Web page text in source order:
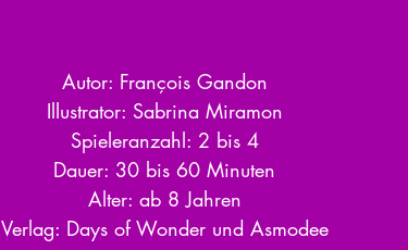
Autor: François Gandon
Illustrator: Sabrina Miramon
Spieleranzahl: 2 bis 4
Dauer: 30 bis 60 Minuten
Alter: ab 8 Jahren
Verlag: Days of Wonder und Asmodee